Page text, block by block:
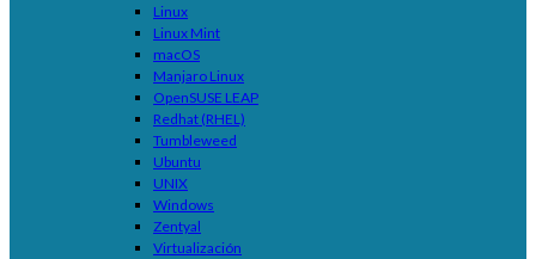
Linux
Linux Mint
macOS
Manjaro Linux
OpenSUSE LEAP
Redhat (RHEL)
Tumbleweed
Ubuntu
UNIX
Windows
Zentyal
Virtualización